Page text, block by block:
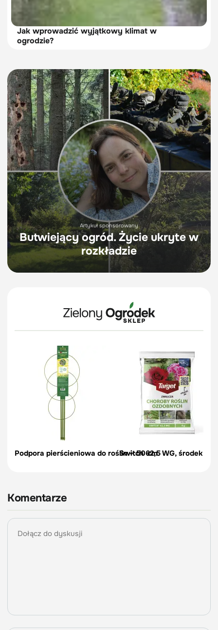
Jak wprowadzić wyjątkowy klimat w
ogrodzie?
Artykuł sponsorowany
Butwiejący ogród. Życie ukryte w
rozkładzie
Podpora pierścieniowa do roślin – 50 cmSwitch 62,5 WG, środek
Komentarze